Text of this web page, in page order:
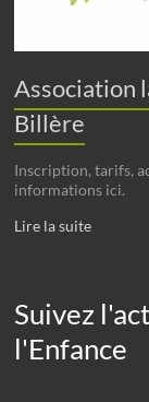
Association
Billère
Inscription, tarifs,
informations ici.
Lire la suite
Suivez
l'Enfance